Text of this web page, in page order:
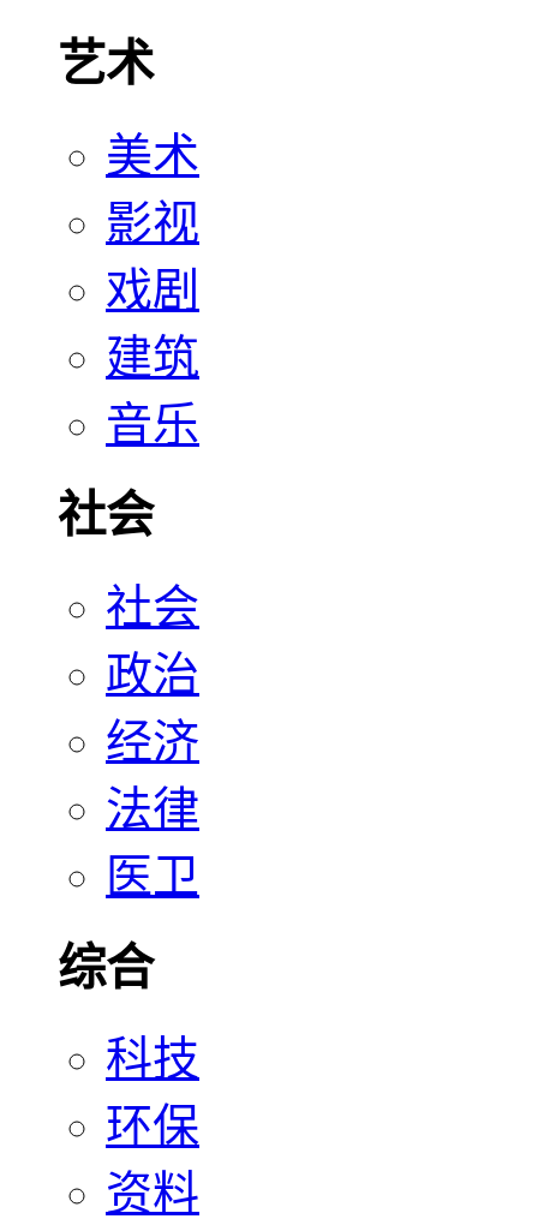
艺术
美术
影视
戏剧
建筑
音乐
社会
社会
政治
经济
法律
医卫
综合
科技
环保
资料